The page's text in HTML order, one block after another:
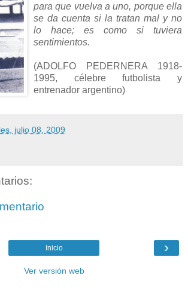
para que vuelva a uno, porque ella
se da cuenta si la tratan mal y no
lo hace; es como si tuviera
sentimientos.
(ADOLFO PEDERNERA 1918-
1995, célebre futbolista y
entrenador argentino)
julio 08, 2009
›
Inicio
Ver versión web